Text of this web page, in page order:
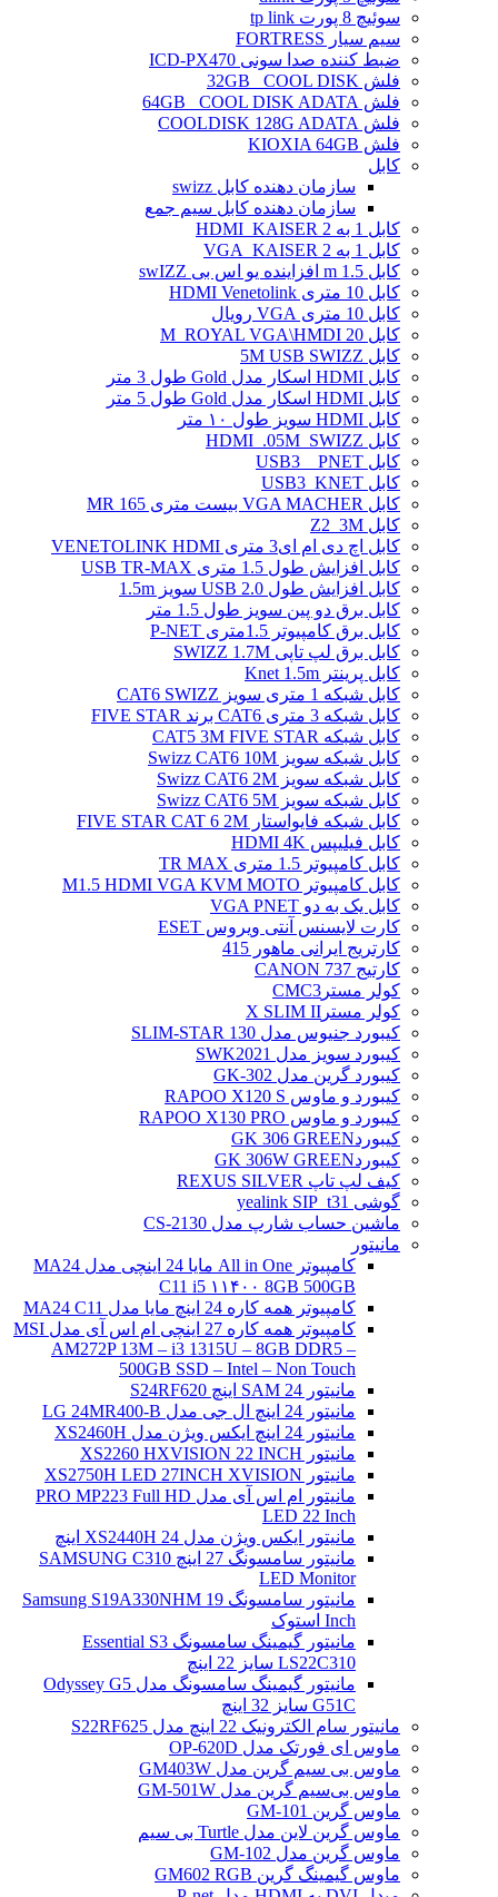
سوئیچ 8 پورت tp link
سیم سیار FORTRESS
ضبط کننده صدا سونی ICD-PX470
فلش 32GB _COOL DISK
فلش 64GB _COOL DISK ADATA
فلش COOLDISK 128G ADATA
فلش KIOXIA 64GB
کابل
سازمان دهنده کابل swizz
سازمان دهنده کابل سیم جمع
کابل 1 به 2 HDMI_KAISER
کابل 1 به 2 VGA_KAISER
کابل 1.5 m افزاینده یو اس بی swIZZ
کابل 10 متری HDMI Venetolink
کابل 10 متری VGA رویال
کابل 20 M_ROYAL VGA\HMDI
کابل 5M USB SWIZZ
کابل HDMI اسکار مدل Gold طول 3 متر
کابل HDMI اسکار مدل Gold طول 5 متر
کابل HDMI سویز طول ۱۰ متر
کابل HDMI_.05M_SWIZZ
کابل USB3 _ PNET
کابل USB3_KNET
کابل VGA MACHER بیست متری MR 165
کابل Z2_3M
کابل اچ دی ام ای3 متری VENETOLINK HDMI
کابل افزایش طول 1.5 متری USB TR-MAX
کابل افزایش طول USB 2.0 سویز 1.5m
کابل برق دو پین سویز طول 1.5 متر
کابل برق کامپیوتر 1.5ﻣﺘﺮی P-NET
کابل برق لپ تاپی SWIZZ 1.7M
کابل پرینتر Knet 1.5m
کابل شبکه 1 متری سویز CAT6 SWIZZ
کابل شبکه 3 متری CAT6 برند FIVE STAR
کابل شبکه CAT5 3M FIVE STAR
کابل شبکه سویز Swizz CAT6 10M
کابل شبکه سویز Swizz CAT6 2M
کابل شبکه سویز Swizz CAT6 5M
کابل شبکه فایواستار FIVE STAR CAT 6 2M
کابل فیلیپس HDMI 4K
کابل کامپیوتر 1.5 متری TR MAX
کابل کامپیوتر M1.5 HDMI VGA KVM MOTO
کابل یک به دو VGA PNET
کارت لایسنس آنتی ویروس ESET
کارتریج ایرانی ماهور 415
کارتیج 737 CANON
کولر مسترCMC3
کولر مسترX SLIM II
کیبورد جنیوس مدل SLIM-STAR 130
کیبورد سویز مدل SWK2021
کیبورد گرین مدل GK-302
کیبورد و ماوس RAPOO X120 S
کیبورد و ماوس RAPOO X130 PRO
کیبوردGK 306 GREEN
کیبوردGK 306W GREEN
کیف لپ تاپ REXUS SILVER
گوشی yealink SIP_t31
ماشین حساب شارپ مدل CS-2130
مانیتور
کامپیوتر All in One مایا 24 اینچی مدل MA24
C11 i5 ۱۱۴۰۰ 8GB 500GB
کامپیوتر همه کاره 24 اینچ مایا مدل MA24 C11
کامپیوتر همه کاره 27 اینچی ام اس آی مدل MSI
AM272P 13M – i3 1315U – 8GB DDR5 –
500GB SSD – Intel – Non Touch
مانیتور 24 SAM اینچ S24RF620
مانیتور 24 اینچ ال جی مدل LG 24MR400-B
مانیتور 24 اینچ ایکس ویژن مدل XS2460H
مانیتور XS2260 HXVISION 22 INCH
مانیتور XS2750H LED 27INCH XVISION
مانیتور ام اس آی مدل PRO MP223 Full HD
LED 22 Inch
مانیتور ایکس ویژن مدل XS2440H 24 اینچ
مانیتور سامسونگ 27 اینچ SAMSUNG C310
LED Monitor
مانیتور سامسونگ Samsung S19A330NHM 19
Inch استوک
مانیتور گیمینگ سامسونگ Essential S3
LS22C310 سایز 22 اینچ
مانیتور گیمینگ سامسونگ مدل Odyssey G5
G51C سایز 32 اینچ
مانیتور سام الکترونیک 22 اینچ مدل S22RF625
ماوس ای فورتک مدل OP-620D
ماوس بی سیم گرین مدل GM403W
ماوس بی‌سیم گرین مدل GM-501W
ماوس گرین GM-101
ماوس گرین لاین مدل Turtle بی سیم
ماوس گرین مدل GM-102
ماوس گیمینگ گرین GM602 RGB